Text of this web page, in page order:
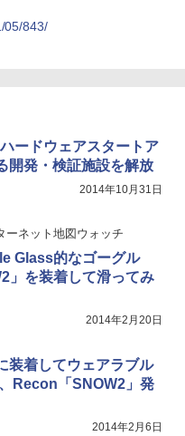
05/843/
ードウェアスタートア
開発・検証施設を解放
2014年10月31日
ーネット地図ウォッチ
Glass的なゴーグル
」を装着して滑ってみ
2014年2月20日
装着してウェアラブル
Recon「SNOW2」発
2014年2月6日